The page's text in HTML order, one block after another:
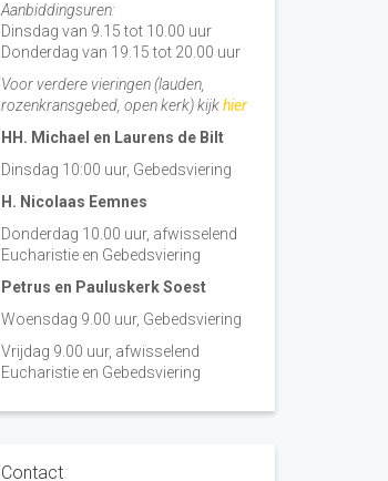
Aanbiddingsuren:
Dinsdag van 9.15 tot 10.00 uur
Donderdag van 19.15 tot 20.00 uur
Voor verdere vieringen (lauden,
rozenkransgebed, open kerk) kijkhier
HH. Michael en Laurens de Bilt
Dinsdag 10:00 uur, Gebedsviering
H. Nicolaas Eemnes
Donderdag 10.00 uur, afwisselend
Eucharistie en Gebedsviering
Petrus en Pauluskerk Soest
Woensdag 9.00 uur, Gebedsviering
Vrijdag 9.00 uur, afwisselend
Eucharistie en Gebedsviering
Contact